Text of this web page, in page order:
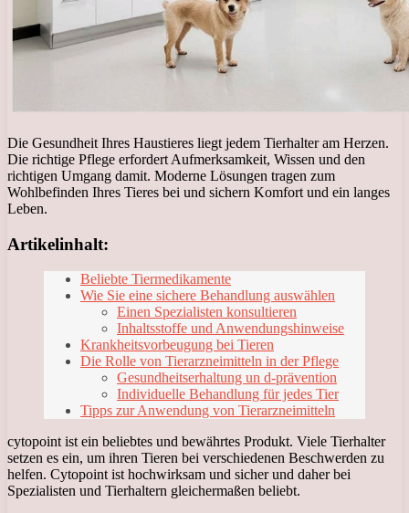
Die Gesundheit Ihres Haustieres liegt jedem Tierhalter am Herzen.
Die richtige Pflege erfordert Aufmerksamkeit, Wissen und den
richtigen Umgang damit. Moderne Lösungen tragen zum
Wohlbefinden Ihres Tieres bei und sichern Komfort und ein langes
Leben.
Artikelinhalt:
Beliebte Tiermedikamente
Wie Sie eine sichere Behandlung auswählen
Einen Spezialisten konsultieren
Inhaltsstoffe und Anwendungshinweise
Krankheitsvorbeugung bei Tieren
Die Rolle von Tierarzneimitteln in der Pflege
Gesundheitserhaltung un d-prävention
Individuelle Behandlung für jedes Tier
Tipps zur Anwendung von Tierarzneimitteln
cytopoint ist ein beliebtes und bewährtes Produkt. Viele Tierhalter
setzen es ein, um ihren Tieren bei verschiedenen Beschwerden zu
helfen. Cytopoint ist hochwirksam und sicher und daher bei
Spezialisten und Tierhaltern gleichermaßen beliebt.